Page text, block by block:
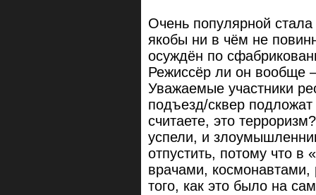
Очень популярной
якобы ни в чём не
осуждён по
Режиссёр ли он вообще
Уважаемые участники
подъезд/сквер
считаете, это
успели, и
отпустить, потому что
врачами, космонавтами,
того, как это было на